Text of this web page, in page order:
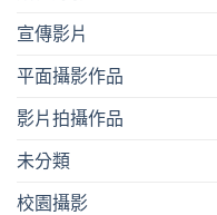
宣傳影片
平⾯攝影作品
影片拍攝作品
未分類
校園攝影